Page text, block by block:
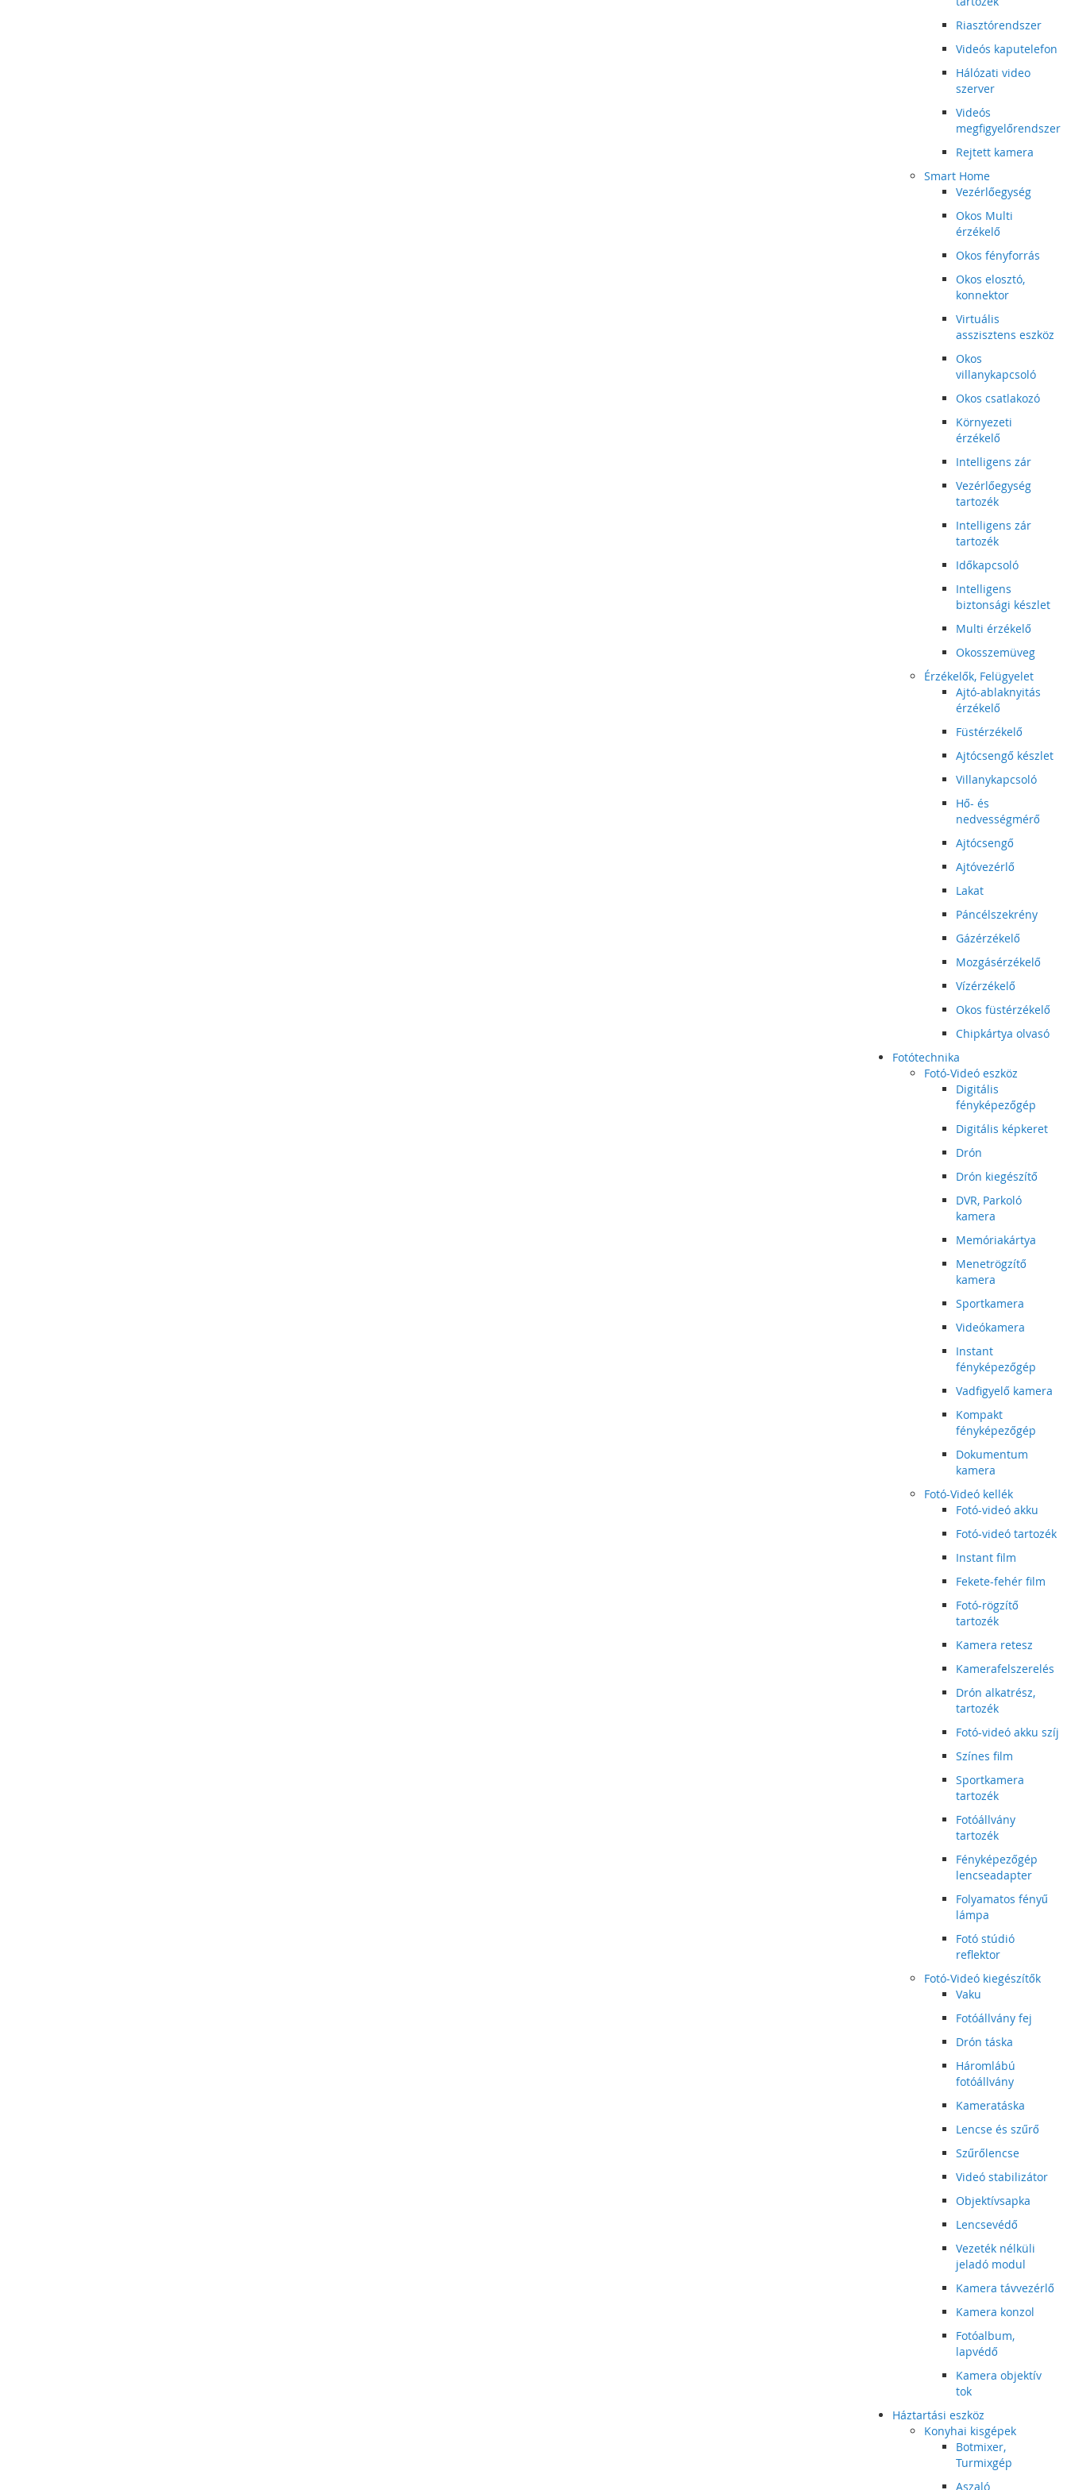
Riasztórendszer
Videós kaputelefon
Hálózati video
szerver
Videós
megfigyelőrendszer
Rejtett kamera
Smart Home
Vezérlőegység
Okos Multi
érzékelő
Okos fényforrás
Okos elosztó,
konnektor
Virtuális
asszisztens eszköz
Okos
villanykapcsoló
Okos csatlakozó
Környezeti
érzékelő
Intelligens zár
Vezérlőegység
tartozék
Intelligens zár
tartozék
Időkapcsoló
Intelligens
biztonsági készlet
Multi érzékelő
Okosszemüveg
Érzékelők, Felügyelet
Ajtó-ablaknyitás
érzékelő
Füstérzékelő
Ajtócsengő készlet
Villanykapcsoló
Hő- és
nedvességmérő
Ajtócsengő
Ajtóvezérlő
Lakat
Páncélszekrény
Gázérzékelő
Mozgásérzékelő
Vízérzékelő
Okos füstérzékelő
Chipkártya olvasó
Fotótechnika
Fotó-Videó eszköz
Digitális
fényképezőgép
Digitális képkeret
Drón
Drón kiegészítő
DVR, Parkoló
kamera
Memóriakártya
Menetrögzítő
kamera
Sportkamera
Videókamera
Instant
fényképezőgép
Vadfigyelő kamera
Kompakt
fényképezőgép
Dokumentum
kamera
Fotó-Videó kellék
Fotó-videó akku
Fotó-videó tartozék
Instant film
Fekete-fehér film
Fotó-rögzítő
tartozék
Kamera retesz
Kamerafelszerelés
Drón alkatrész,
tartozék
Fotó-videó akku szíj
Színes film
Sportkamera
tartozék
Fotóállvány
tartozék
Fényképezőgép
lencseadapter
Folyamatos fényű
lámpa
Fotó stúdió
reflektor
Fotó-Videó kiegészítők
Vaku
Fotóállvány fej
Drón táska
Háromlábú
fotóállvány
Kameratáska
Lencse és szűrő
Szűrőlencse
Videó stabilizátor
Objektívsapka
Lencsevédő
Vezeték nélküli
jeladó modul
Kamera távvezérlő
Kamera konzol
Fotóalbum,
lapvédő
Kamera objektív
tok
Háztartási eszköz
Konyhai kisgépek
Botmixer,
Turmixgép
Aszaló